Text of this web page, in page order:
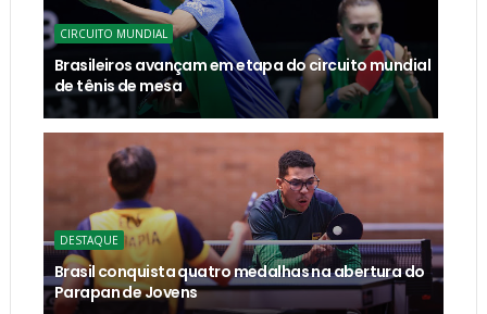
CIRCUITO MUNDIAL
Brasileiros avançam em etapa do circuito mundial
de tênis de mesa
DESTAQUE
Brasil conquista quatro medalhas na abertura do
Parapan de Jovens